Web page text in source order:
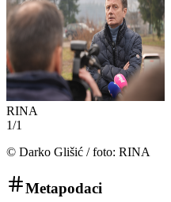
RINA
1/1
© Darko Glišić / foto: RINA
Metapodaci